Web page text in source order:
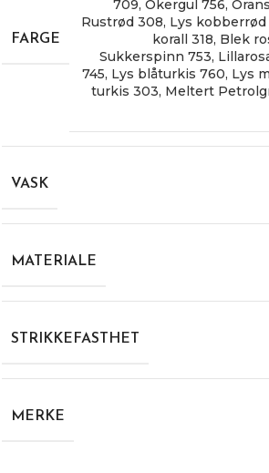
FARGE
709, Okergul 756,
Rustrød 308, Lys kobberrød
korall 318, Blek
Sukkerspinn 753,
745, Lys blåturkis 760, Lys
turkis 303, Meltert
VASK
MATERIALE
STRIKKEFASTHET
MERKE